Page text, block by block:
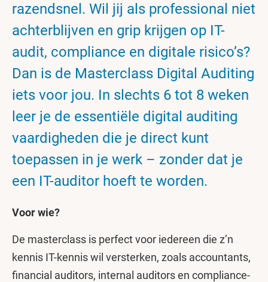
razendsnel. Wil jij als professional niet
achterblijven en grip krijgen op IT-
audit, compliance en digitale risico’s?
Dan is de Masterclass Digital Auditing
iets voor jou. In slechts 6 tot 8 weken
leer je de essentiële digital auditing
vaardigheden die je direct kunt
toepassen in je werk – zonder dat je
een IT-auditor hoeft te worden.
Voor wie?
De masterclass is perfect voor iedereen die z’n
kennis IT-kennis wil versterken, zoals accountants,
financial auditors, internal auditors en compliance-